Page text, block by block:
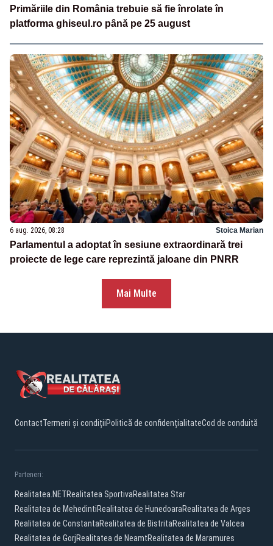
Primăriile din România trebuie să fie înrolate în
platforma ghiseul.ro până pe 25 august
6 aug. 2026, 08:28 Stoica Marian
Parlamentul a adoptat în sesiune extraordinară trei
proiecte de lege care reprezintă jaloane din PNRR
Mai Multe
ContactTermeni și condițiiPolitică de confidențialitateCod de conduită
Parteneri:
Realitatea.NETRealitatea SportivaRealitatea Star
Realitatea de MehedintiRealitatea de HunedoaraRealitatea de Arges
Realitatea de ConstantaRealitatea de BistritaRealitatea de Valcea
Realitatea de GorjRealitatea de NeamtRealitatea de Maramures